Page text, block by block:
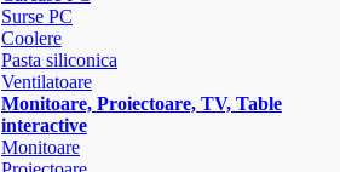
Surse PC
Coolere
Pasta siliconica
Ventilatoare
Monitoare, Proiectoare, TV, Table
interactive
Monitoare